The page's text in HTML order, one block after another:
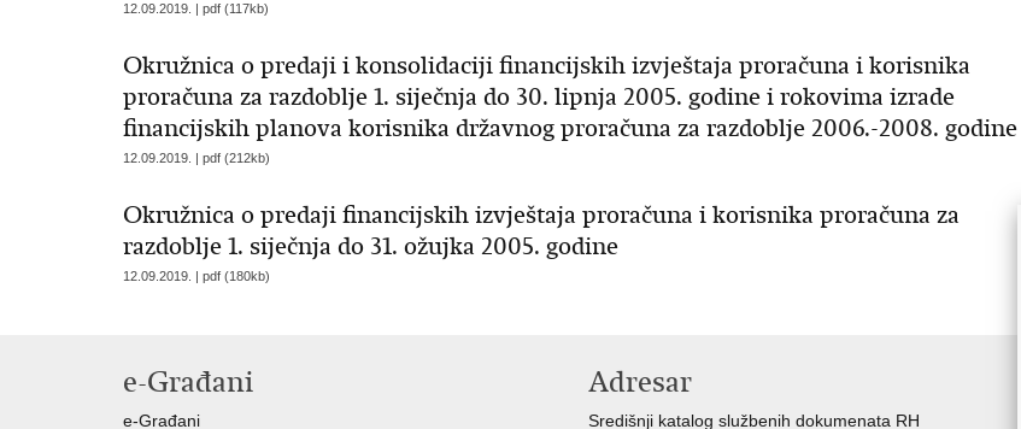
12.09.2019. | pdf (117kb)
Okružnica o predaji i konsolidaciji financijskih izvještaja proračuna i korisnika
proračuna za razdoblje 1. siječnja do 30. lipnja 2005. godine i rokovima izrade
financijskih planova korisnika državnog proračuna za razdoblje 2006.-2008. godine
12.09.2019. | pdf (212kb)
Okružnica o predaji financijskih izvještaja proračuna i korisnika proračuna za
razdoblje 1. siječnja do 31. ožujka 2005. godine
12.09.2019. | pdf (180kb)
e-Građani
e-Građani
Adresar
Središnji katalog službenih dokumenata RH